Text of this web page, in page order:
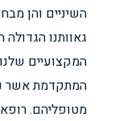
השיניים והן
גאוותנו
המקצועיים
המתקדמת אשר
מטופליהם.